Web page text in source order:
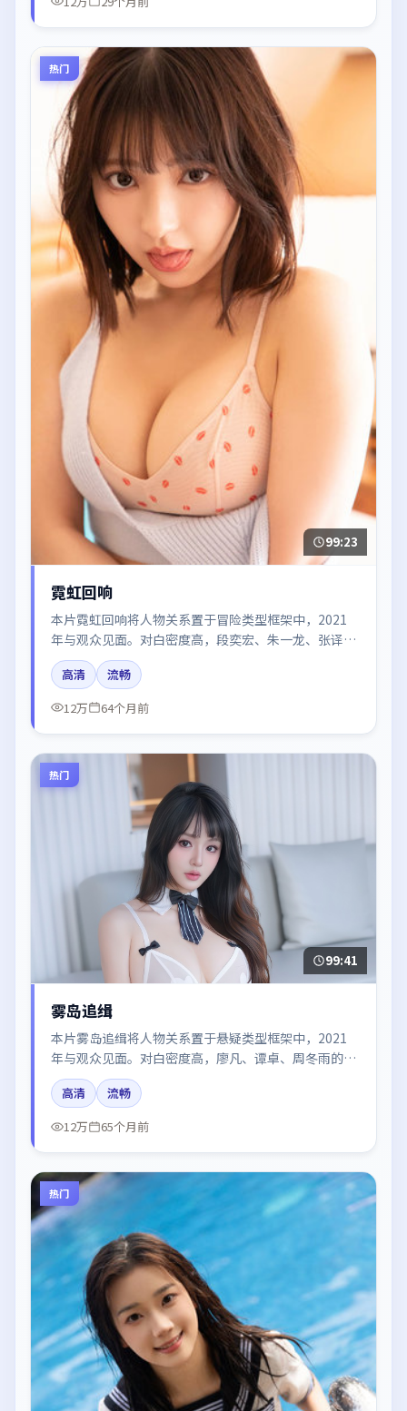
热门
99:23
霓虹回响
本片霓虹回响将人物关系置于冒险类型框架中，2021
年与观众见面。对白密度高，段奕宏、朱一龙、张译、
于和伟、白宇的台词节奏值得关注；整体气质偏中国大
陆都市与冷色调摄影。
高清
流畅
12万
64个月前
热门
99:41
雾岛追缉
本片雾岛追缉将人物关系置于悬疑类型框架中，2021
年与观众见面。对白密度高，廖凡、谭卓、周冬雨的台
词节奏值得关注；整体气质偏中国香港都市与冷色调摄
影。
高清
流畅
12万
65个月前
热门